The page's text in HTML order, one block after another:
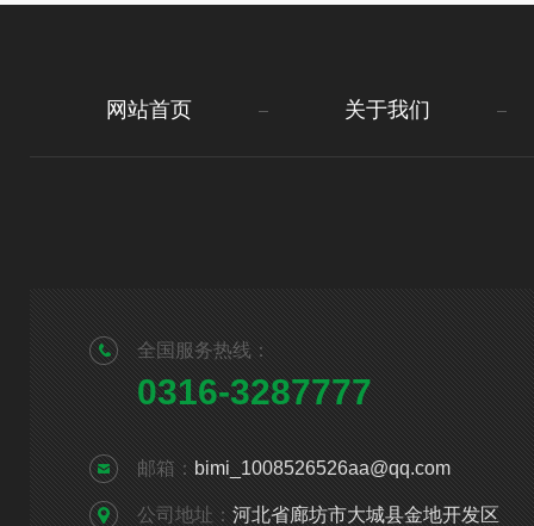
网站首页 关于我们
全国服务热线：
0316-3287777
邮箱： bimi_1008526526aa@qq.com
公司地址： 河北省廊坊市大城县金地开发区